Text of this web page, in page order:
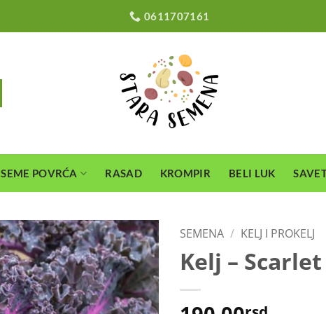
0611707161
SEME POVRĆA RASAD KROMPIR BELI LUK
SEMENA / KELJ I PROKELJ
Kelj – Scarlet